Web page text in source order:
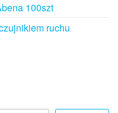
100szt
ruchu